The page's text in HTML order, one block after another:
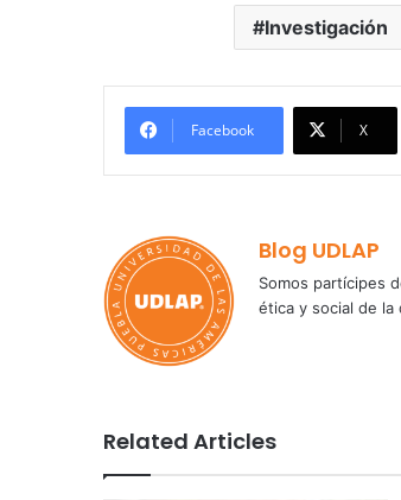
Investigación
Facebook X
Blog UDLAP
Somos partícipes
ética y social de la
Related Articles